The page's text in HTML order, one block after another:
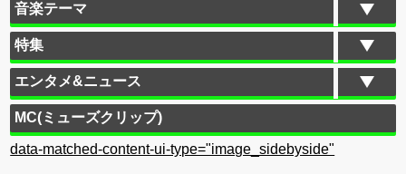
音楽テーマ
特集
エンタメ&ニュース
MC(ミューズクリップ)
data-matched-content-ui-type="image_sidebyside"